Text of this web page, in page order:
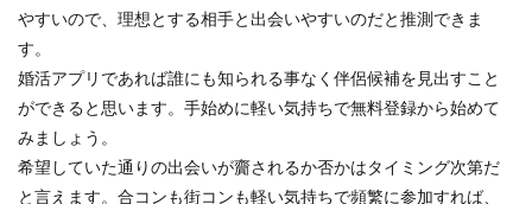
やすいので、理想とする相手と出会いやすいのだと推測できま
す。
婚活アプリであれば誰にも知られる事なく伴侶候補を見出すこと
ができると思います。手始めに軽い気持ちで無料登録から始めて
みましょう。
希望していた通りの出会いが齎されるか否かはタイミング次第だ
と言えます。合コンも街コンも軽い気持ちで頻繁に参加すれば、